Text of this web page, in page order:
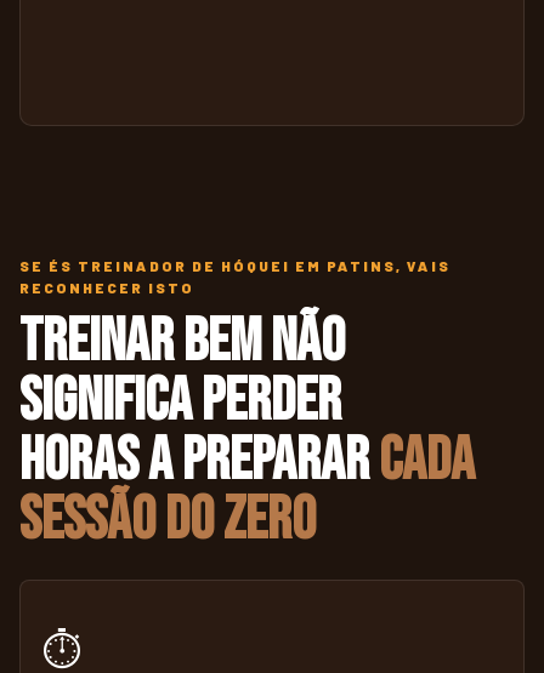
SE ÉS TREINADOR DE HÓQUEI EM PATINS, VAIS
RECONHECER ISTO
Treinar bem não
significa perder
horas a prepararcada
sessão do zero
⏱️